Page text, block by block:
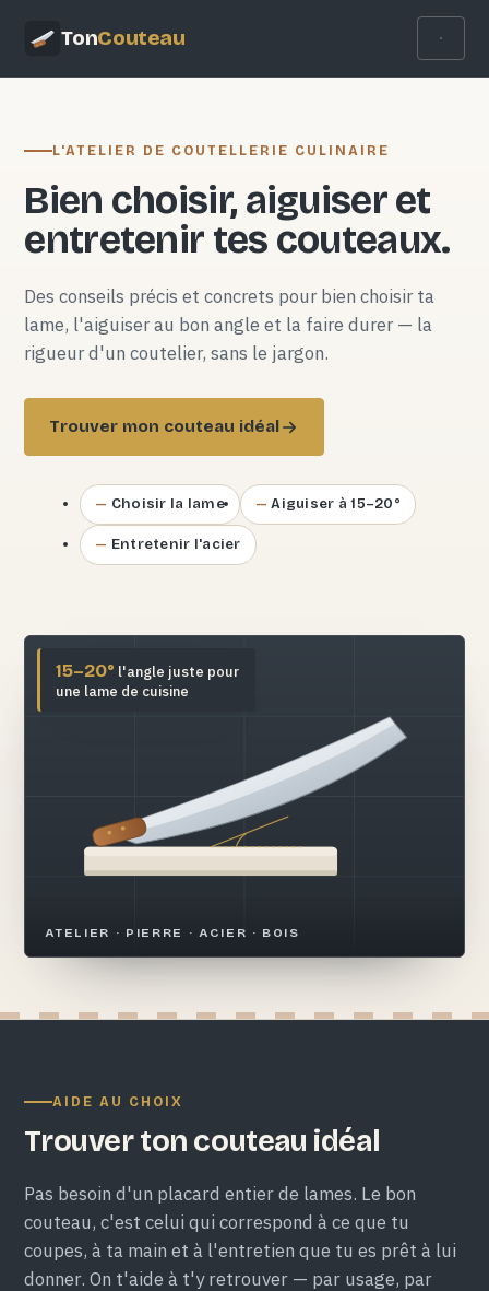
TonCouteau
L'ATELIER DE COUTELLERIE CULINAIRE
Bien choisir, aiguiser et
entretenir tes couteaux.
Des conseils précis et concrets pour bien choisir ta
lame, l'aiguiser au bon angle et la faire durer — la
rigueur d'un coutelier, sans le jargon.
Trouver mon couteau idéal
Choisir la lame Aiguiser à 15–20°
Entretenir l'acier
ATELIER · PIERRE · ACIER · BOIS
15–20° l'angle juste pour
une lame de cuisine
AIDE AU CHOIX
Trouver ton couteau idéal
Pas besoin d'un placard entier de lames. Le bon
couteau, c'est celui qui correspond à ce que tu
coupes, à ta main et à l'entretien que tu es prêt à lui
donner. On t'aide à t'y retrouver — par usage, par